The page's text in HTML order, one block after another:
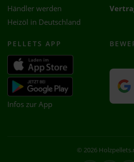
Händler werden
Heizöl in Deutschland
PELLETS APP
Infos zur App
© 2026